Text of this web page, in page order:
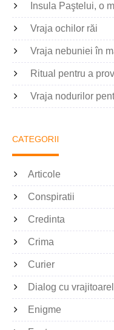
Insula Paştelui, o
Vraja ochilor răi
Vraja nebuniei în
Ritual pentru a
Vraja nodurilor
CATEGORII
Articole
Conspiratii
Credinta
Crima
Curier
Dialog cu
Enigme